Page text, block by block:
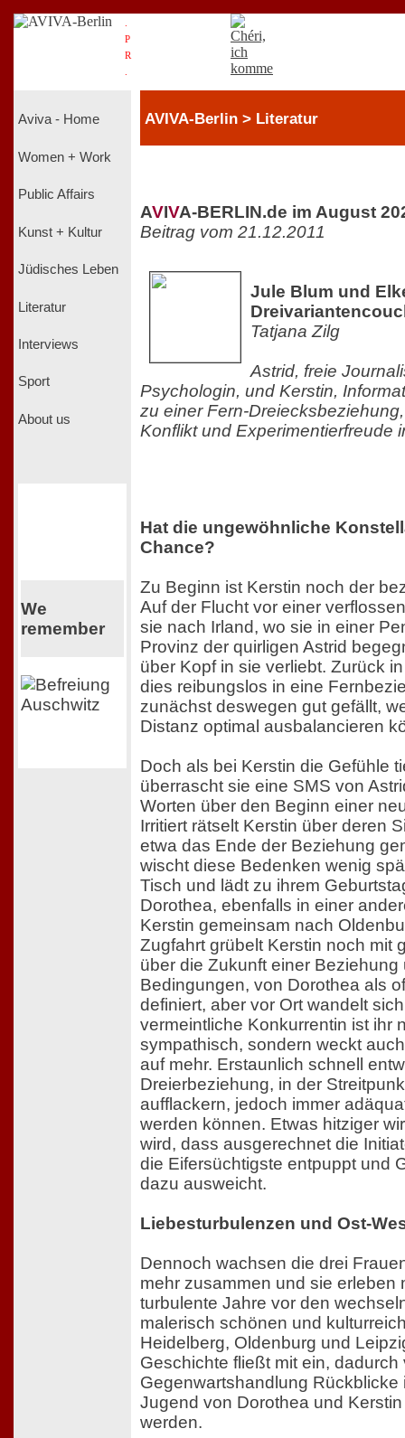
P
R
Aviva - Home
Women + Work
Public Affairs
Kunst + Kultur
Jüdisches Leben
Literatur
Interviews
Sport
About us
We
remember
AVIVA-Berlin > Literatur
AVIVA-BERLIN.de im August
Beitrag vom 21.12.2011
Jule Blum und
Tatjana Zilg
Astrid, freie
Psychologin, und Kerstin,
zu einer Fern-
Konflikt und Experimentierfreude
Hat die ungewöhnliche
Chance?
Zu Beginn ist Kerstin noch der
Auf der Flucht vor einer
sie nach Irland, wo sie in einer
Provinz der quirligen Astrid
über Kopf in sie verliebt. Zurück
dies reibungslos in eine
zunächst deswegen gut gefällt,
Distanz optimal ausbalancieren
Doch als bei Kerstin die Gefühle
überrascht sie eine SMS von
Worten über den Beginn einer
Irritiert rätselt Kerstin über deren
etwa das Ende der Beziehung
wischt diese Bedenken wenig
Tisch und lädt zu ihrem
Dorothea, ebenfalls in einer
Kerstin gemeinsam nach
Zugfahrt grübelt Kerstin noch mit
über die Zukunft einer
Bedingungen, von Dorothea als
definiert, aber vor Ort wandelt
vermeintliche Konkurrentin ist ihr
sympathisch, sondern weckt
auf mehr. Erstaunlich schnell
Dreierbeziehung, in der
aufflackern, jedoch immer
werden können. Etwas hitziger
wird, dass ausgerechnet die
die Eifersüchtigste entpuppt und
dazu ausweicht.
Liebesturbulenzen und Ost-
Dennoch wachsen die drei
mehr zusammen und sie erleben
turbulente Jahre vor den
malerisch schönen und
Heidelberg, Oldenburg und
Geschichte fließt mit ein,
Gegenwartshandlung Rückblicke
Jugend von Dorothea und
werden.